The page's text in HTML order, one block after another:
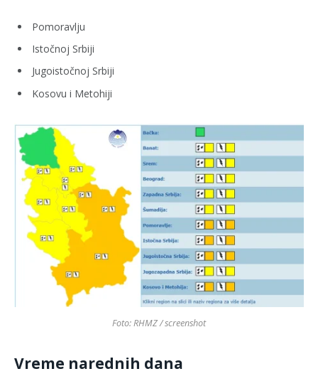
Pomoravlju
Istočnoj Srbiji
Jugoistočnoj Srbiji
Kosovu i Metohiji
Foto: RHMZ / screenshot
Vreme narednih dana